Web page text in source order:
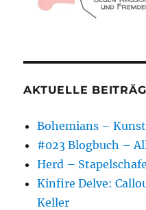
AKTUELLE
Bohemians –
#023 Blogbuch –
Herd – Stapelschafe
Kinfire Delve:
Keller